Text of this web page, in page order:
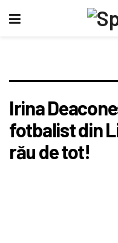
Irina
fotbalist din
rău de tot!